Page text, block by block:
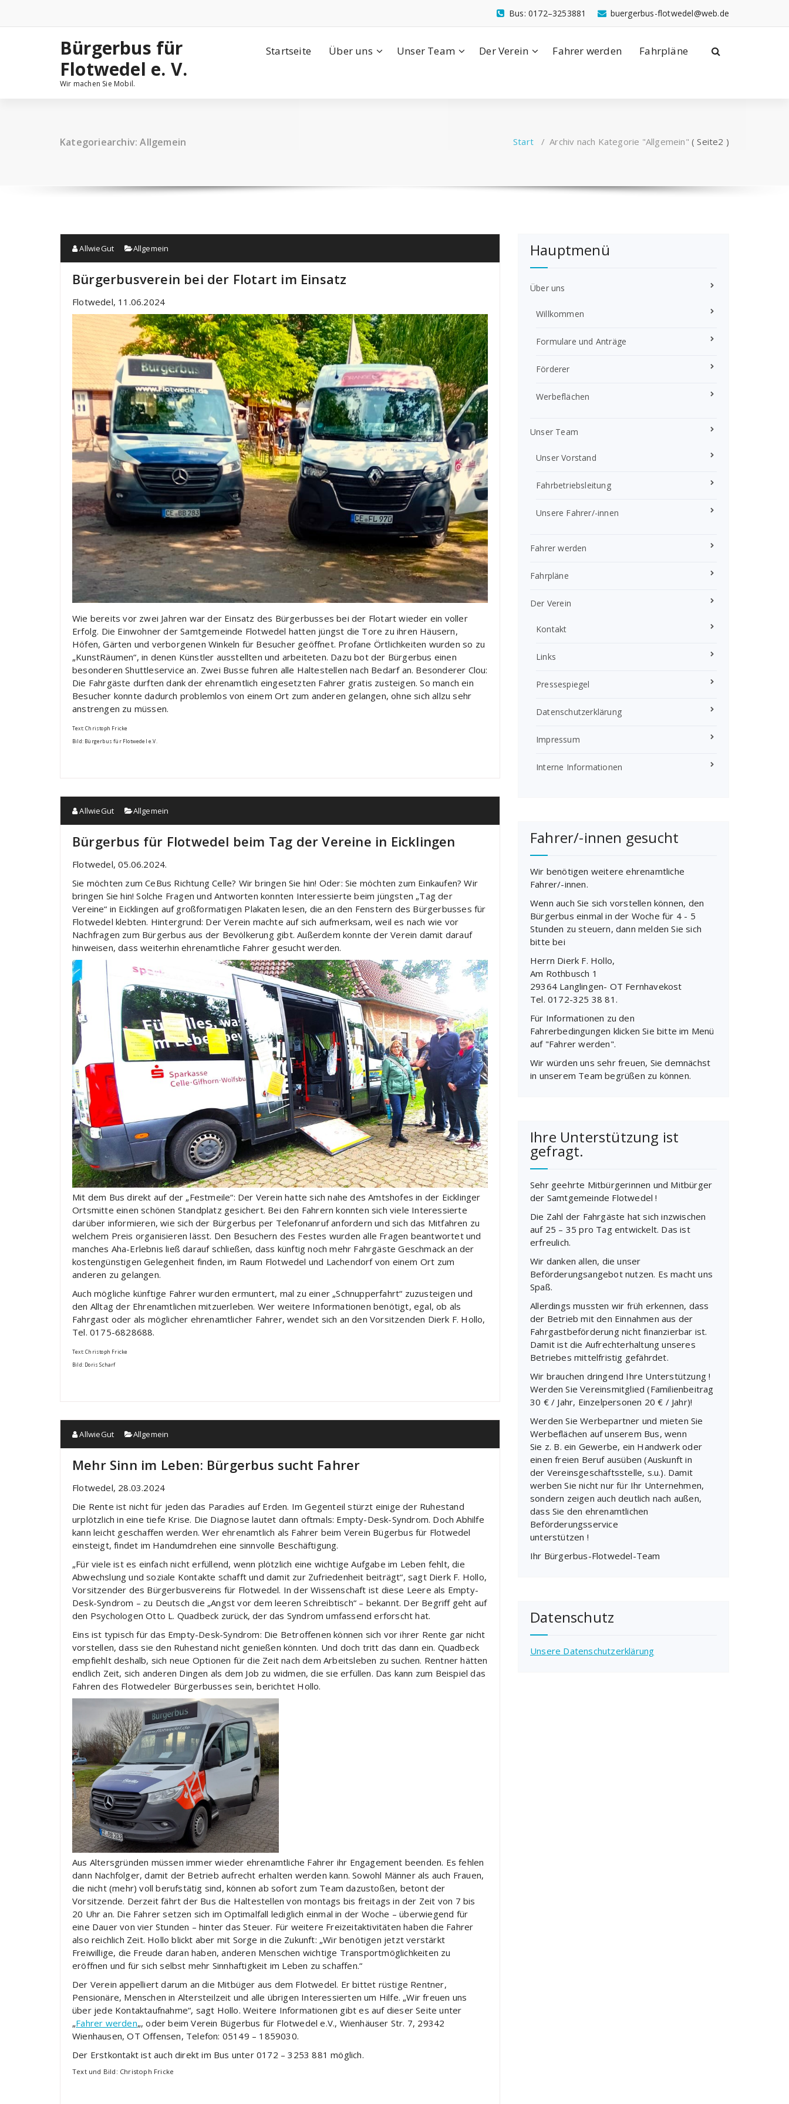
springen
buergerbus-flotwedel@web.de
Bus: 0172–3253881
Bürgerbus für
Flotwedel e. V.
Wir machen Sie Mobil.
Startseite Über uns Unser Team Der Verein Fahrer werden Fahrpläne
Kategoriearchiv: Allgemein Start/Archiv nach Kategorie "Allgemein" ( Seite2 )
AllwieGut Allgemein
Bürgerbusverein bei der Flotart im Einsatz
Flotwedel, 11.06.2024
Wie bereits vor zwei Jahren war der Einsatz des Bürgerbusses bei der Flotart wieder ein voller
Erfolg. Die Einwohner der Samtgemeinde Flotwedel hatten jüngst die Tore zu ihren Häusern,
Höfen, Gärten und verborgenen Winkeln für Besucher geöffnet. Profane Örtlichkeiten wurden so zu
„KunstRäumen“, in denen Künstler ausstellten und arbeiteten. Dazu bot der Bürgerbus einen
besonderen Shuttleservice an. Zwei Busse fuhren alle Haltestellen nach Bedarf an. Besonderer Clou:
Die Fahrgäste durften dank der ehrenamtlich eingesetzten Fahrer gratis zusteigen. So manch ein
Besucher konnte dadurch problemlos von einem Ort zum anderen gelangen, ohne sich allzu sehr
anstrengen zu müssen.
Text: Christoph Fricke
Bild: Bürgerbus für Flotwedel e.V.
AllwieGut Allgemein
Bürgerbus für Flotwedel beim Tag der Vereine in Eicklingen
Flotwedel, 05.06.2024.
Sie möchten zum CeBus Richtung Celle? Wir bringen Sie hin! Oder: Sie möchten zum Einkaufen? Wir
bringen Sie hin! Solche Fragen und Antworten konnten Interessierte beim jüngsten „Tag der
Vereine“ in Eicklingen auf großformatigen Plakaten lesen, die an den Fenstern des Bürgerbusses für
Flotwedel klebten. Hintergrund: Der Verein machte auf sich aufmerksam, weil es nach wie vor
Nachfragen zum Bürgerbus aus der Bevölkerung gibt. Außerdem konnte der Verein damit darauf
hinweisen, dass weiterhin ehrenamtliche Fahrer gesucht werden.
Mit dem Bus direkt auf der „Festmeile“: Der Verein hatte sich nahe des Amtshofes in der Eicklinger
Ortsmitte einen schönen Standplatz gesichert. Bei den Fahrern konnten sich viele Interessierte
darüber informieren, wie sich der Bürgerbus per Telefonanruf anfordern und sich das Mitfahren zu
welchem Preis organisieren lässt. Den Besuchern des Festes wurden alle Fragen beantwortet und
manches Aha-Erlebnis ließ darauf schließen, dass künftig noch mehr Fahrgäste Geschmack an der
kostengünstigen Gelegenheit finden, im Raum Flotwedel und Lachendorf von einem Ort zum
anderen zu gelangen.
Auch mögliche künftige Fahrer wurden ermuntert, mal zu einer „Schnupperfahrt“ zuzusteigen und
den Alltag der Ehrenamtlichen mitzuerleben. Wer weitere Informationen benötigt, egal, ob als
Fahrgast oder als möglicher ehrenamtlicher Fahrer, wendet sich an den Vorsitzenden Dierk F. Hollo,
Tel. 0175-6828688.
Text: Christoph Fricke
Bild: Doris Scharf
AllwieGut Allgemein
Mehr Sinn im Leben: Bürgerbus sucht Fahrer
Flotwedel, 28.03.2024
Die Rente ist nicht für jeden das Paradies auf Erden. Im Gegenteil stürzt einige der Ruhestand
urplötzlich in eine tiefe Krise. Die Diagnose lautet dann oftmals: Empty-Desk-Syndrom. Doch Abhilfe
kann leicht geschaffen werden. Wer ehrenamtlich als Fahrer beim Verein Bügerbus für Flotwedel
einsteigt, findet im Handumdrehen eine sinnvolle Beschäftigung.
„Für viele ist es einfach nicht erfüllend, wenn plötzlich eine wichtige Aufgabe im Leben fehlt, die
Abwechslung und soziale Kontakte schafft und damit zur Zufriedenheit beiträgt“, sagt Dierk F. Hollo,
Vorsitzender des Bürgerbusvereins für Flotwedel. In der Wissenschaft ist diese Leere als Empty-
Desk-Syndrom – zu Deutsch die „Angst vor dem leeren Schreibtisch“ – bekannt. Der Begriff geht auf
den Psychologen Otto L. Quadbeck zurück, der das Syndrom umfassend erforscht hat.
Eins ist typisch für das Empty-Desk-Syndrom: Die Betroffenen können sich vor ihrer Rente gar nicht
vorstellen, dass sie den Ruhestand nicht genießen könnten. Und doch tritt das dann ein. Quadbeck
empfiehlt deshalb, sich neue Optionen für die Zeit nach dem Arbeitsleben zu suchen. Rentner hätten
endlich Zeit, sich anderen Dingen als dem Job zu widmen, die sie erfüllen. Das kann zum Beispiel das
Fahren des Flotwedeler Bürgerbusses sein, berichtet Hollo.
Aus Altersgründen müssen immer wieder ehrenamtliche Fahrer ihr Engagement beenden. Es fehlen
dann Nachfolger, damit der Betrieb aufrecht erhalten werden kann. Sowohl Männer als auch Frauen,
die nicht (mehr) voll berufstätig sind, können ab sofort zum Team dazustoßen, betont der
Vorsitzende. Derzeit fährt der Bus die Haltestellen von montags bis freitags in der Zeit von 7 bis
20 Uhr an. Die Fahrer setzen sich im Optimalfall lediglich einmal in der Woche – überwiegend für
eine Dauer von vier Stunden – hinter das Steuer. Für weitere Freizeitaktivitäten haben die Fahrer
also reichlich Zeit. Hollo blickt aber mit Sorge in die Zukunft: „Wir benötigen jetzt verstärkt
Freiwillige, die Freude daran haben, anderen Menschen wichtige Transportmöglichkeiten zu
eröffnen und für sich selbst mehr Sinnhaftigkeit im Leben zu schaffen.“
Der Verein appelliert darum an die Mitbüger aus dem Flotwedel. Er bittet rüstige Rentner,
Pensionäre, Menschen in Altersteilzeit und alle übrigen Interessierten um Hilfe. „Wir freuen uns
über jede Kontaktaufnahme“, sagt Hollo. Weitere Informationen gibt es auf dieser Seite unter
„Fahrer werden„, oder beim Verein Bügerbus für Flotwedel e.V., Wienhäuser Str. 7, 29342
Wienhausen, OT Offensen, Telefon: 05149 – 1859030.
Der Erstkontakt ist auch direkt im Bus unter 0172 – 3253 881 möglich.
Text und Bild: Christoph Fricke
Hauptmenü
Über uns
Willkommen
Formulare und Anträge
Förderer
Werbeflächen
Unser Team
Unser Vorstand
Fahrbetriebsleitung
Unsere Fahrer/-innen
Fahrer werden
Fahrpläne
Der Verein
Kontakt
Links
Pressespiegel
Datenschutzerklärung
Impressum
Interne Informationen
Fahrer/-innen gesucht
Wir benötigen weitere ehrenamtliche
Fahrer/-innen.
Wenn auch Sie sich vorstellen können, den
Bürgerbus einmal in der Woche für 4 - 5
Stunden zu steuern, dann melden Sie sich
bitte bei
Herrn Dierk F. Hollo,
Am Rothbusch 1
29364 Langlingen- OT Fernhavekost
Tel. 0172-325 38 81.
Für Informationen zu den
Fahrerbedingungen klicken Sie bitte im Menü
auf "Fahrer werden".
Wir würden uns sehr freuen, Sie demnächst
in unserem Team begrüßen zu können.
Ihre Unterstützung ist
gefragt.
Sehr geehrte Mitbürgerinnen und Mitbürger
der Samtgemeinde Flotwedel !
Die Zahl der Fahrgäste hat sich inzwischen
auf 25 – 35 pro Tag entwickelt. Das ist
erfreulich.
Wir danken allen, die unser
Beförderungsangebot nutzen. Es macht uns
Spaß.
Allerdings mussten wir früh erkennen, dass
der Betrieb mit den Einnahmen aus der
Fahrgastbeförderung nicht finanzierbar ist.
Damit ist die Aufrechterhaltung unseres
Betriebes mittelfristig gefährdet.
Wir brauchen dringend Ihre Unterstützung !
Werden Sie Vereinsmitglied (Familienbeitrag
30 € / Jahr, Einzelpersonen 20 € / Jahr)!
Werden Sie Werbepartner und mieten Sie
Werbeflächen auf unserem Bus, wenn
Sie z. B. ein Gewerbe, ein Handwerk oder
einen freien Beruf ausüben (Auskunft in
der Vereinsgeschäftsstelle, s.u.). Damit
werben Sie nicht nur für Ihr Unternehmen,
sondern zeigen auch deutlich nach außen,
dass Sie den ehrenamtlichen
Beförderungsservice
unterstützen !
Ihr Bürgerbus-Flotwedel-Team
Datenschutz
Unsere Datenschutzerklärung